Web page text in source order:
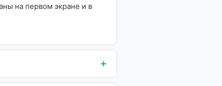
на первом экране и в
+